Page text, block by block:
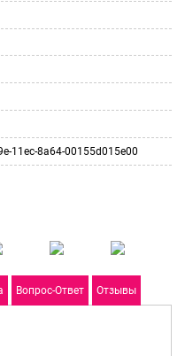
11ec-8a64-00155d015e00
Вопрос-Ответ Отзывы